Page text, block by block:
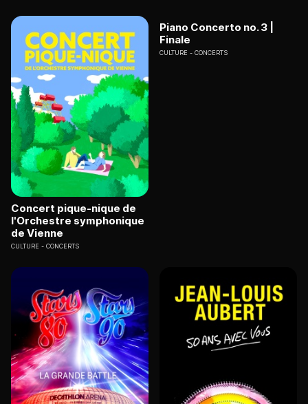
Concert pique-nique de
l'Orchestre symphonique
de Vienne
CULTURE CONCERTS
Piano Concerto no. 3 |
Finale
CULTURE CONCERTS